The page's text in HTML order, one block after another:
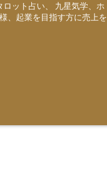
ット占い、 九星気学、ホ
、起業を目指す方に売上を